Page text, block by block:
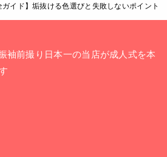
ガイド】垢抜ける色選びと失敗しないポイント
袖前撮り日本一の当店が成人式を本